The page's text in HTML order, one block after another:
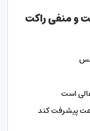
و منفی راکت
است
پیشرفت کند